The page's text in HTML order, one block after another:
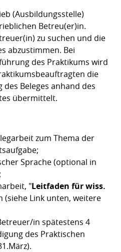
(Ausbildungsstelle)
Betreu(er)in.
zu suchen und die
abzustimmen. Bei
des Praktikums wird
die
Beleges anhand des
übermittelt.
zum Thema der
Sprache (optional in
"Leitfaden für wiss.
(siehe Link unten, weitere
in spätestens 4
des Praktischen